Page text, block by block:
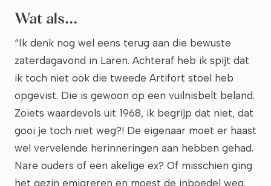
Wat als…
“Ik denk nog wel eens terug aan die bewuste
zaterdagavond in Laren. Achteraf heb ik spijt dat
ik toch niet ook die tweede Artifort stoel heb
opgevist. Die is gewoon op een vuilnisbelt beland.
Zoiets waardevols uit 1968, ik begrijp dat niet, dat
gooi je toch niet weg?! De eigenaar moet er haast
wel vervelende herinneringen aan hebben gehad.
Nare ouders of een akelige ex? Of misschien ging
het gezin emigreren en moest de inboedel weg.